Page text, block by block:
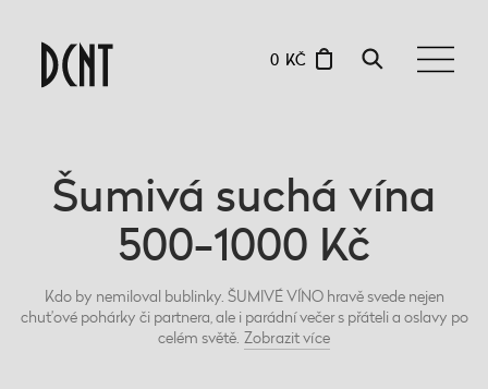
0 KČ
Šumivá suchá vína
500-1000 Kč
Kdo by nemiloval bublinky. ŠUMIVÉ VÍNO hravě svede nejen
chuťové pohárky či partnera, ale i parádní večer s přáteli a oslavy po
celém světě. Zobrazitvíce